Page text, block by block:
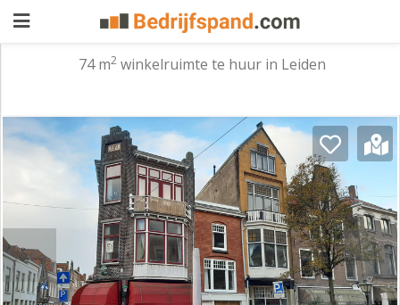
aanbieden
Pand
zoeken
adverteren
Premium
adverteren
Blog
74 m2winkelruimte te huur in Leiden